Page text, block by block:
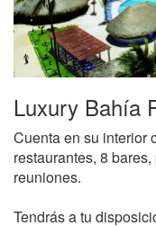
Luxury Bahía
Cuenta en su interior
restaurantes, 8
reuniones.
Tendrás a tu